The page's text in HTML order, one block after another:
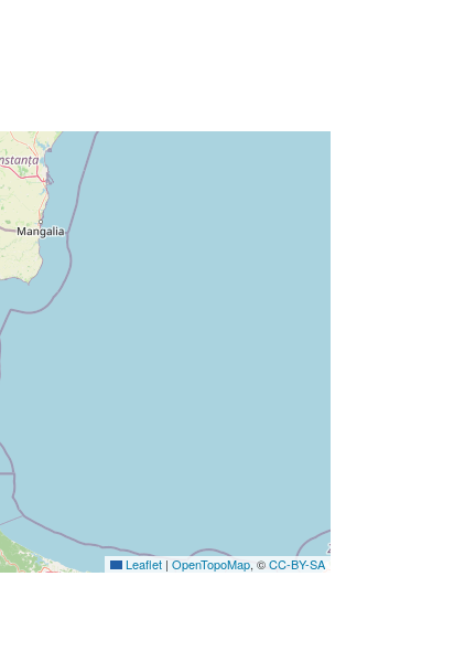
Leaflet | OpenTopoMap, ©CC-BY-SA